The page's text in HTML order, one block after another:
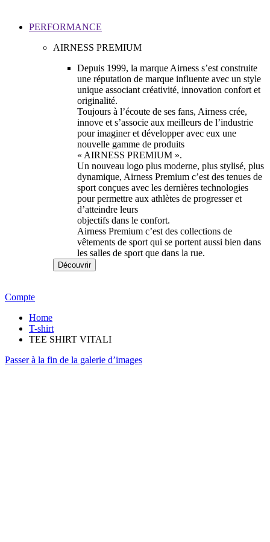
PERFORMANCE
AIRNESS PREMIUM
Depuis 1999, la marque Airness s’est construite
une réputation de marque influente avec un style
unique associant créativité, innovation confort et
originalité.
Toujours à l’écoute de ses fans, Airness crée,
innove et s’associe aux meilleurs de l’industrie
pour imaginer et développer avec eux une
nouvelle gamme de produits
« AIRNESS PREMIUM ».
Un nouveau logo plus moderne, plus stylisé, plus
dynamique, Airness Premium c’est des tenues de
sport conçues avec les dernières technologies
pour permettre aux athlètes de progresser et
d’atteindre leurs
objectifs dans le confort.
Airness Premium c’est des collections de
vêtements de sport qui se portent aussi bien dans
les salles de sport que dans la rue.
Découvrir
Compte
Home
T-shirt
TEE SHIRT VITALI
Passer à la fin de la galerie d’images